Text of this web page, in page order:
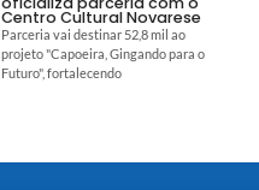
Centro Cultural Novarese
Parceria vai destinar 52,8 mil ao
projeto "Capoeira, Gingando para o
Futuro", fortalecendo